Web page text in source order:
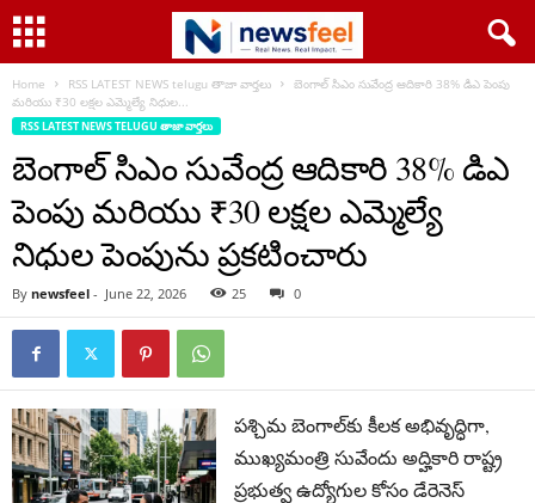
Home RSS LATEST NEWS telugu తాజా వార్తలు
బెంగాల్ సిఎం సువేంద్ర ఆదికారి 38% డిఎ పెంపు
మరియు ₹30 లక్షల ఎమ్మెల్యే నిధుల...
RSS LATEST NEWS TELUGU తాజా వార్తలు
బెంగాల్ సిఎం సువేంద్ర ఆదికారి 38% డిఎ
పెంపు మరియు ₹30 లక్షల ఎమ్మెల్యే
నిధుల పెంపును ప్రకటించారు
By newsfeel - June 22, 2026 25 0
పశ్చిమ బెంగాల్‌కు కీలక అభివృద్ధిగా,
ముఖ్యమంత్రి సువేందు అద్హికారి రాష్ట్ర
ప్రభుత్వ ఉద్యోగుల కోసం డేరెనెస్